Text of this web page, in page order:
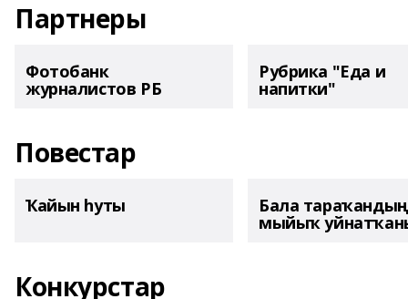
Партнеры
Фотобанк
журналистов РБ
Рубрика "Еда и
напитки"
Повестар
Ҡайын һуты Бала тараҡандың
мыйыҡ
Конкурстар